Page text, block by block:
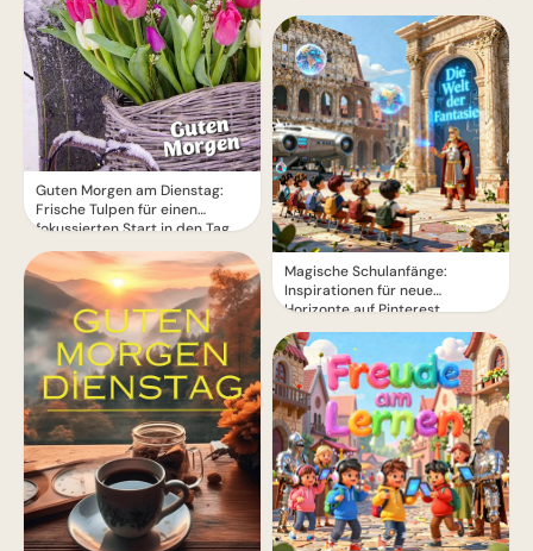
Guten Morgen am Dienstag:
Frische Tulpen für einen
fokussierten Start in den Tag
Magische Schulanfänge:
Inspirationen für neue
Horizonte auf Pinterest